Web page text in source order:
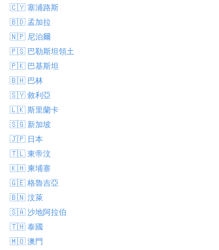
🇨🇾 塞浦路斯
🇧🇩 孟加拉
🇳🇵 尼泊爾
🇵🇸 巴勒斯坦領土
🇵🇰 巴基斯坦
🇧🇭 巴林
🇸🇾 敘利亞
🇱🇰 斯里蘭卡
🇸🇬 新加坡
🇯🇵 日本
🇹🇱 東帝汶
🇰🇭 柬埔寨
🇬🇪 格魯吉亞
🇧🇳 汶萊
🇸🇦 沙地阿拉伯
🇹🇭 泰國
🇲🇴 澳門